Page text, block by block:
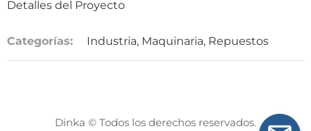
Detalles del Proyecto
Categorías: Industria, Maquinaria, Repuestos
Dinka © Todos los derechos reservados.